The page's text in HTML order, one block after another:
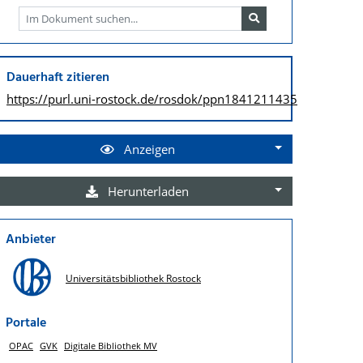
Dauerhaft zitieren
https://purl.uni-rostock.de/rosdok/ppn1841211435
Anzeigen
Herunterladen
Anbieter
Universitätsbibliothek Rostock
Portale
OPAC GVK Digitale Bibliothek MV